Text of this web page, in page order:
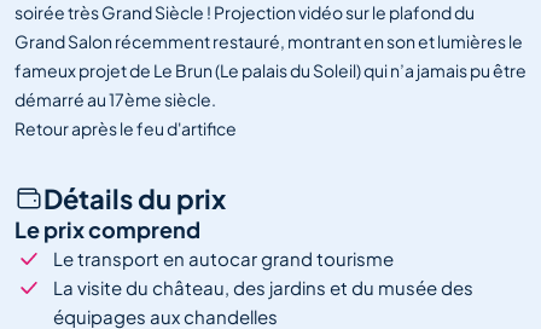
soirée très Grand Siècle ! Projection vidéo sur le plafond du
Grand Salon récemment restauré, montrant en son et lumières le
fameux projet de Le Brun (Le palais du Soleil) qui n’a jamais pu être
démarré au 17ème siècle.
Retour après le feu d'artifice
Détails du prix
Le prix comprend
Le transport en autocar grand tourisme
La visite du château, des jardins et du musée des
équipages aux chandelles